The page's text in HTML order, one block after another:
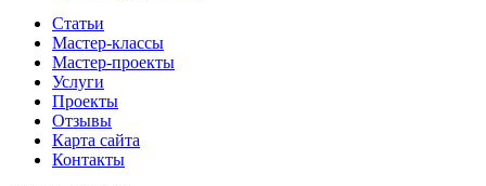
Статьи
Мастер-классы
Мастер-проекты
Услуги
Проекты
Отзывы
Карта сайта
Контакты